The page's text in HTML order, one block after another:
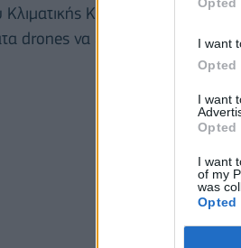
I want
Opted
I want
Opted
I want
of my
was
Opted
Κρίσης και Πολιτικής
drones να επεκταθούν σε όλη